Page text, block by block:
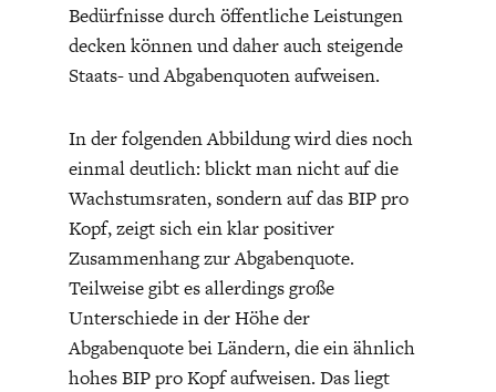
DAS DEUTSCHE
GESUNDHEITSWESEN
GELDPOLITIK
Bedürfnisse durch öffentliche Leistungen
decken können und daher auch steigende
Staats- und Abgabenquoten aufweisen.
In der folgenden Abbildung wird dies noch
einmal deutlich: blickt man nicht auf die
Wachstumsraten, sondern auf das BIP pro
Kopf, zeigt sich ein klar positiver
Zusammenhang zur Abgabenquote.
Teilweise gibt es allerdings große
Unterschiede in der Höhe der
Abgabenquote bei Ländern, die ein ähnlich
hohes BIP pro Kopf aufweisen. Das liegt